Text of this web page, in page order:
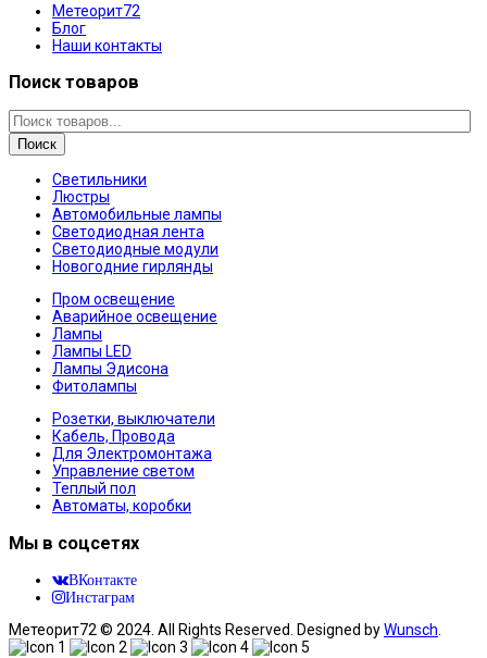
Метеорит72
Блог
Наши контакты
Поиск товаров
Поиск
Светильники
Люстры
Автомобильные лампы
Светодиодная лента
Светодиодные модули
Новогодние гирлянды
Пром освещение
Аварийное освещение
Лампы
Лампы LED
Лампы Эдисона
Фитолампы
Розетки, выключатели
Кабель, Провода
Для Электромонтажа
Управление светом
Теплый пол
Автоматы, коробки
Мы в соцсетях
ВКонтакте
Инстаграм
Метеорит72 © 2024. All Rights Reserved. Designed byWunsch